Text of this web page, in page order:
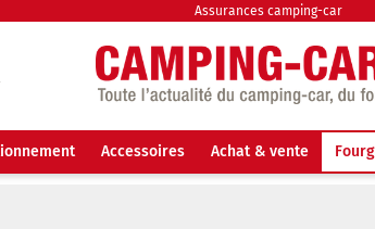
Assurances camping-car
Accessoires Achat & vente